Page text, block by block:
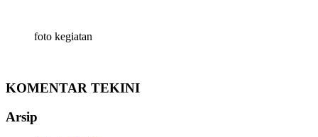
foto kegiatan
KOMENTAR TEKINI
Arsip